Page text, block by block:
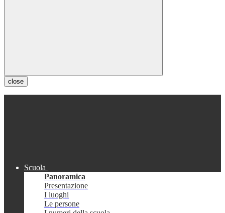
close
Scuola
Panoramica
Presentazione
I luoghi
Le persone